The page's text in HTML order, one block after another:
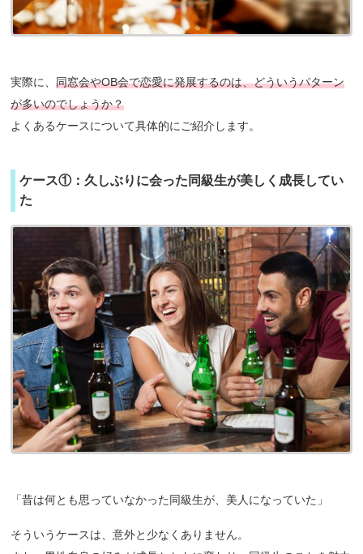
実際に、同窓会やOB会で恋愛に発展するのは、どういうパターン
が多いのでしょうか？
よくあるケースについて具体的にご紹介します。
ケース①：久しぶりに会った同級生が美しく成長してい
た
「昔は何とも思っていなかった同級生が、美人になっていた」
そういうケースは、意外と少なくありません。